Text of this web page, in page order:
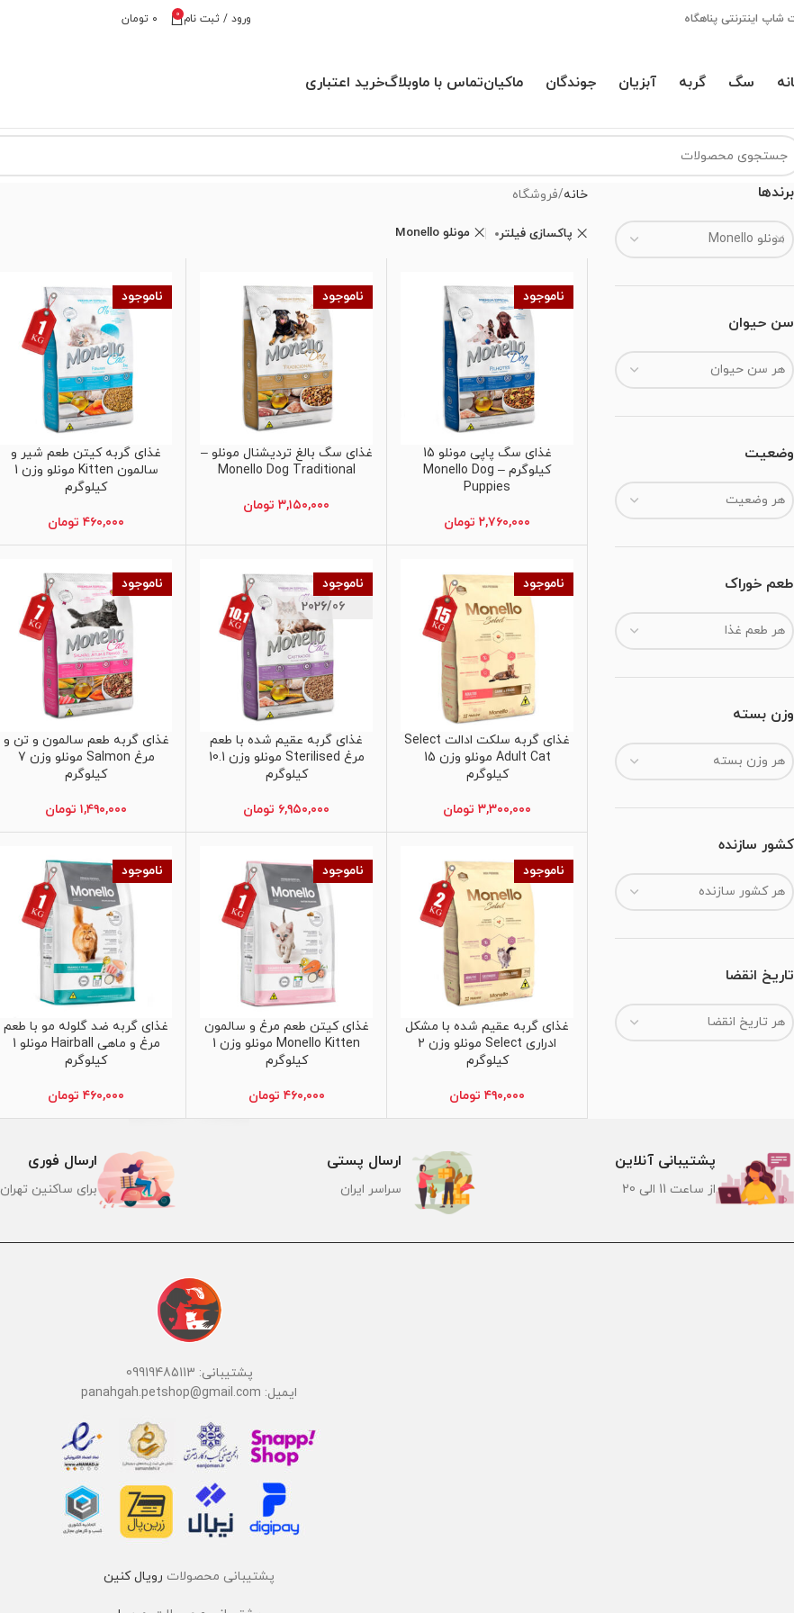
شاپ اینترنتی پناهگاه ورود / ثبت نام 0 ۰ تومان
سگ گربه آبزیان جوندگان ماکیانتماس با ماوبلاگخرید اعتباری
برندها
مونلو Monello
سن حیوان
هر سن حیوان
وضعیت
هر وضعیت
طعم خوراک
هر طعم غذا
وزن بسته
هر وزن بسته
کشور سازنده
هر کشور سازنده
تاریخ انقضا
هر تاریخ انقضا
خانه فروشگاه
پاکسازی فیلتر مونلو Monello
ناموجود
اطلاعات بیشتر
غذای سگ پاپی مونلو 15
کیلوگرم – Monello Dog
Puppies
۲,۷۶۰,۰۰۰ تومان
ناموجود
اطلاعات بیشتر
غذای سگ بالغ تردیشنال مونلو –
Monello Dog Traditional
۳,۱۵۰,۰۰۰ تومان
ناموجود
اطلاعات بیشتر
غذای گربه کیتن طعم شیر و
سالمون Kitten مونلو وزن 1
کیلوگرم
۴۶۰,۰۰۰ تومان
ناموجود
اطلاعات بیشتر
غذای گربه سلکت ادالت Select
Adult Cat مونلو وزن 15
کیلوگرم
۳,۳۰۰,۰۰۰ تومان
ناموجود
2026/06
اطلاعات بیشتر
غذای گربه عقیم شده با طعم
مرغ Sterilised مونلو وزن 10.1
کیلوگرم
۶,۹۵۰,۰۰۰ تومان
ناموجود
اطلاعات بیشتر
غذای گربه طعم سالمون و تن و
مرغ Salmon مونلو وزن 7
کیلوگرم
۱,۴۹۰,۰۰۰ تومان
ناموجود
اطلاعات بیشتر
غذای گربه عقیم شده با مشکل
ادراری Select مونلو وزن 2
کیلوگرم
۴۹۰,۰۰۰ تومان
ناموجود
اطلاعات بیشتر
غذای کیتن طعم مرغ و سالمون
Monello Kitten مونلو وزن 1
کیلوگرم
۴۶۰,۰۰۰ تومان
ناموجود
اطلاعات بیشتر
غذای گربه ضد گلوله مو با طعم
مرغ و ماهی Hairball مونلو 1
کیلوگرم
۴۶۰,۰۰۰ تومان
ارسال فوری
برای ساکنین تهران
ارسال پستی
سراسر ایران
پشتیبانی آنلاین
از ساعت 11 الی 20
پشتیبانی: 09919485113
ایمیل: panahgah.petshop@gmail.com
پشتیبانی محصولات رویال کنین